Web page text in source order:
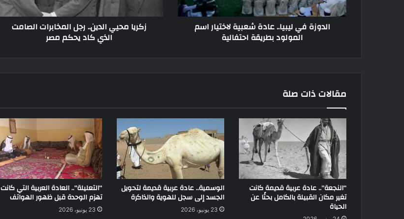
الدوزة في ليبيا.. عادة شعبية لاختيار اسم
المولود بطريقة احتفالية
زكريا محيي الدين.. رجل المخابرات الصامت
الذي كاد يحكم مصر
مقالات ذات صلة
“النجعة”.. عادة عربية قديمة كانت
تغير مكان القبيلة بالكامل بحثًا عن
الحياة
الوسمية.. عادة عربية قديمة لتحويل
الجسد إلى سجل للهوية والذاكرة
23 يونيو، 2026
“التعليلة”.. العادة العربية التي كانت
تهزم الوحدة قبل ظهور الهواتف
23 يونيو، 2026